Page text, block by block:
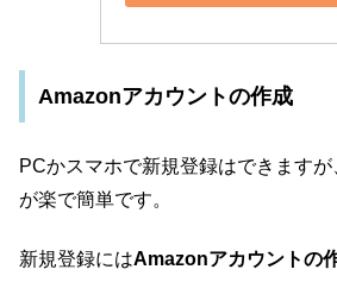
Amazonアカウントの作成
PCかスマホで新規登録はできます
が楽で簡単です。
新規登録にはAmazonアカウントの